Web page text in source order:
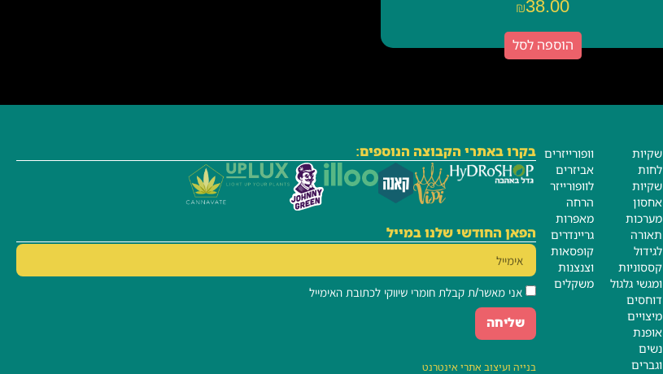
₪38.00
הוספה לסל
שקיות
לחות
שקיות
אחסון
מערכות
תאורה
לגידול
קססוניות
ומגשי גלגול
דוחסים
מיצויים
אופנת
נשים
וגברים
וופורייזרים
אביזרים
לוופורייזר
הרחה
מאפרות
גריינדרים
קופסאות
וצנצנות
משקלים
בקרו באתרי הקבוצה הנוספים:
הפאן החודשי שלנו במייל
אני מאשר/ת קבלת חומרי שיווקי לכתובת האימייל
שליחה
בנייה ועיצוב אתרי אינטרנט